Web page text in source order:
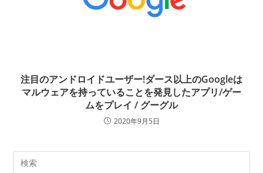
注目のアンドロイドユーザー!ダース以上のGoogleは
マルウェアを持っていることを発見したアプリ/ゲー
ムをプレイ / グーグル
2020年9月5日